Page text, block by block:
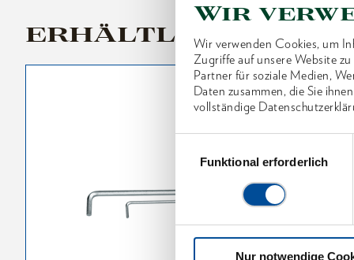
Wir
Wir verwenden Cookies, um
Zugriffe auf unsere Website
Partner für soziale Medien,
Daten zusammen, die Sie
vollständige
Funktional erforderlich
Nur notwendige
ERHÄLTLICHE